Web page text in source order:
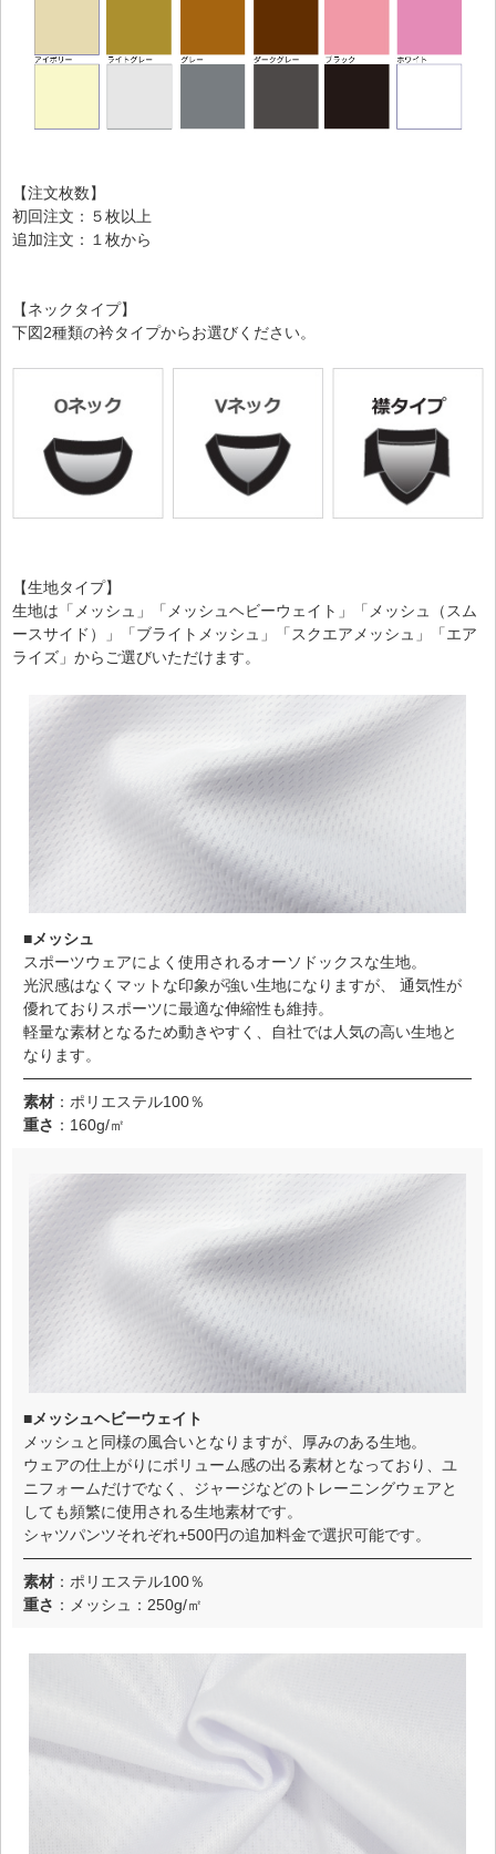
【注文枚数】
初回注文：５枚以上
追加注文：１枚から
【ネックタイプ】
下図2種類の衿タイプからお選びください。
【生地タイプ】
生地は「メッシュ」「メッシュヘビーウェイト」「メッシュ（スム
ースサイド）」「ブライトメッシュ」「スクエアメッシュ」「エア
ライズ」からご選びいただけます。
■メッシュ
スポーツウェアによく使用されるオーソドックスな生地。
光沢感はなくマットな印象が強い生地になりますが、 通気性が
優れておりスポーツに最適な伸縮性も維持。
軽量な素材となるため動きやすく、自社では人気の高い生地と
なります。
素材 ：ポリエステル100％
重さ ：160g/㎡
■メッシュヘビーウェイト
メッシュと同様の風合いとなりますが、厚みのある生地。
ウェアの仕上がりにボリューム感の出る素材となっており、ユ
ニフォームだけでなく、ジャージなどのトレーニングウェアと
しても頻繁に使用される生地素材です。
シャツパンツそれぞれ+500円の追加料金で選択可能です。
素材 ：ポリエステル100％
重さ ：メッシュ：250g/㎡